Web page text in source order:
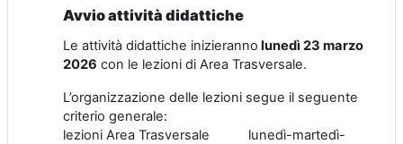
Avvioattività didattiche
Le attività didattiche inizieranno lunedì 23 marzo
2026 con le lezioni di Area Trasversale.
L’organizzazione delle lezioni segue il seguente
criterio generale:
lezioni Area Trasversale
lunedì-martedì-